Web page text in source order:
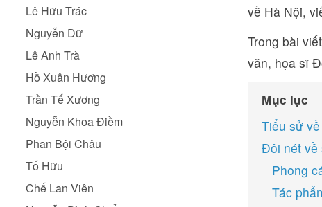
Lê Hữu Trác
Nguyễn Dữ
Lê Anh Trà
Hồ Xuân Hương
Trần Tế Xương
Nguyễn Khoa Điềm
Phan Bội Châu
Tố Hữu
Chế Lan Viên
về Hà Nội,
Trong bài
văn, họa sĩ
Mục lục
Tiểu sử
Đôi nét về
Phong
Tác